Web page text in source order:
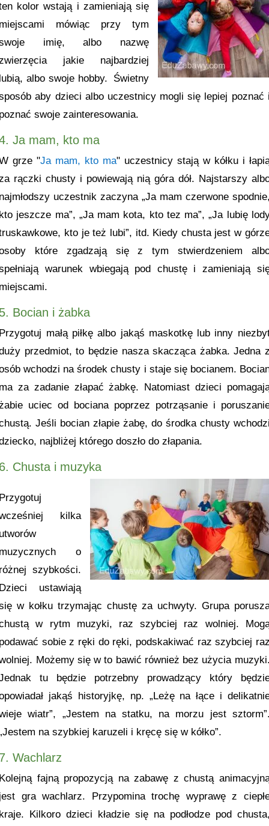
kolor wstają i zamieniają się
mówiąc przy tym
imię, albo nazwę
jakie najbardziej
albo swoje hobby. Świetny
aby dzieci albo uczestnicy mogli się lepiej poznać
swoje zainteresowania.
Ja mam, kto ma
grze "Ja mam, kto ma" uczestnicy stają w kółku i
rączki chusty i powiewają nią góra dół. Najstarszy
uczestnik zaczyna „Ja mam czerwone
jeszcze ma”, „Ja mam kota, kto tez ma”, „Ja lubię
kto je też lubi”, itd. Kiedy chusta jest w
które zgadzają się z tym stwierdzeniem
warunek wbiegają pod chustę i zamieniają
Bocian i żabka
małą piłkę albo jakąś maskotkę lub inny
przedmiot, to będzie nasza skacząca żabka. Jedna
wchodzi na środek chusty i staje się bocianem.
za zadanie złapać żabkę. Natomiast dzieci
uciec od bociana poprzez potrząsanie i
Jeśli bocian złapie żabę, do środka chusty
najbliżej którego doszło do złapania.
Chusta i muzyka
kilka
o
szybkości.
ustawiają
w kołku trzymając chustę za uchwyty. Grupa
w rytm muzyki, raz szybciej raz wolniej.
sobie z ręki do ręki, podskakiwać raz szybciej
Możemy się w to bawić również bez użycia
tu będzie potrzebny prowadzący który
jakąś historyjkę, np. „Leżę na łące i
wiatr”, „Jestem na statku, na morzu jest
na szybkiej karuzeli i kręcę się w kółko”.
Wachlarz
fajną propozycją na zabawę z chustą
gra wachlarz. Przypomina trochę wyprawę z
Kilkoro dzieci kładzie się na podłodze pod